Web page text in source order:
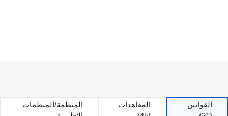
القوانين
المعاهدات
المنظمة/المنظمات